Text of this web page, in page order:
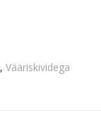
, Vääriskividega